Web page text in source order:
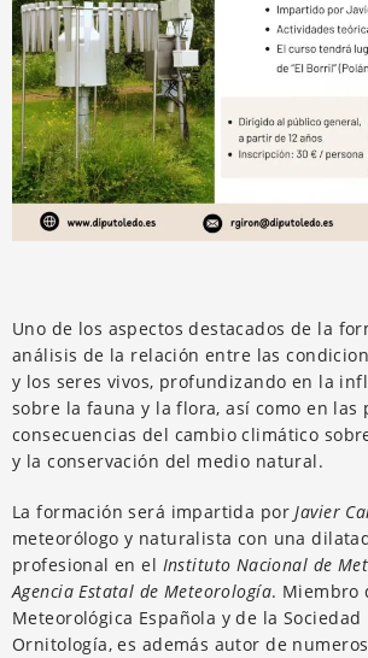
Uno de los aspectos destacados de la
análisis de la relación entre las
y los seres vivos, profundizando en la
sobre la fauna y la flora, así como en las
consecuencias del cambio climático
y la conservación del medio natural.
La formación será impartida porJavier
meteorólogo y naturalista con una
profesional en el Instituto Nacional de
Agencia Estatal de Meteorología. Miembro
Meteorológica Española y de la Sociedad
Ornitología, es además autor de